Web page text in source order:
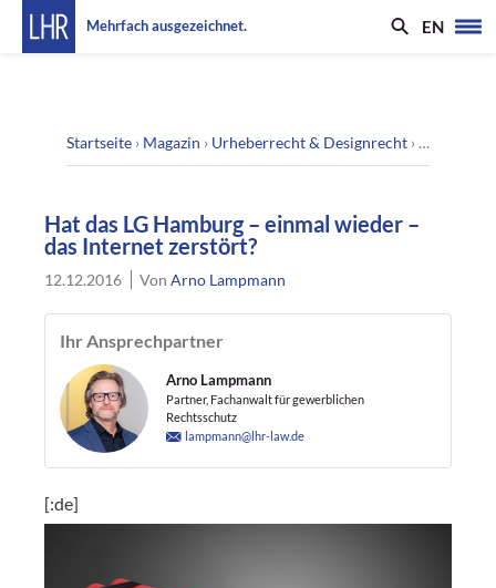
Mehrfach ausgezeichnet. EN
Startseite › Magazin › Urheberrecht & Designrecht ›Hat das
Hat das LG Hamburg – einmal wieder –
das Internet zerstört?
12.12.2016 VonArno Lampmann
Ihr Ansprechpartner
Arno Lampmann
Partner, Fachanwalt für gewerblichen
Rechtsschutz
lampmann@lhr-law.de
[:de]